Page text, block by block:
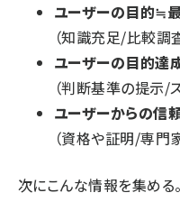
ユーザーの目的≒
（知識充足/比較調
ユーザーの目的達
（判断基準の提示/
ユーザーからの信
（資格や証明/専門
次にこんな情報を集める。